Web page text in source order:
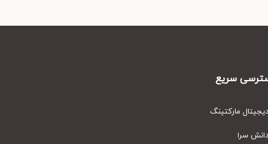
سریع
مارکتینگ
سرا